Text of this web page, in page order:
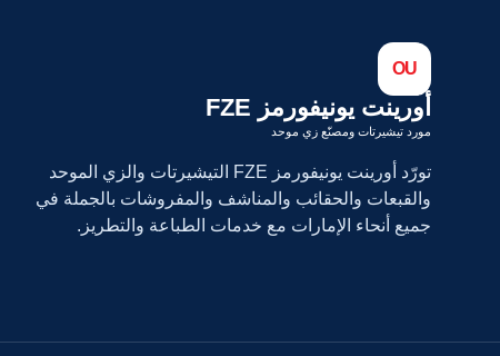
OU
أورينت يونيفورمز FZE
مورد تيشيرتات ومصنّع زي موحد
تورّد أورينت يونيفورمز FZE التيشيرتات والزي الموحد
والقبعات والحقائب والمناشف والمفروشات بالجملة في
جميع أنحاء الإمارات مع خدمات الطباعة والتطريز.